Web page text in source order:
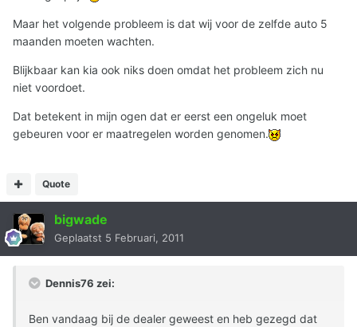
Maar het volgende probleem is dat wij voor de zelfde auto 5
maanden moeten wachten.
Blijkbaar kan kia ook niks doen omdat het probleem zich nu
niet voordoet.
Dat betekent in mijn ogen dat er eerst een ongeluk moet
gebeuren voor er maatregelen worden genomen.
Quote
bigwade
Geplaatst 5 Februari, 2011
Dennis76 zei:
Ben vandaag bij de dealer geweest en heb gezegd dat